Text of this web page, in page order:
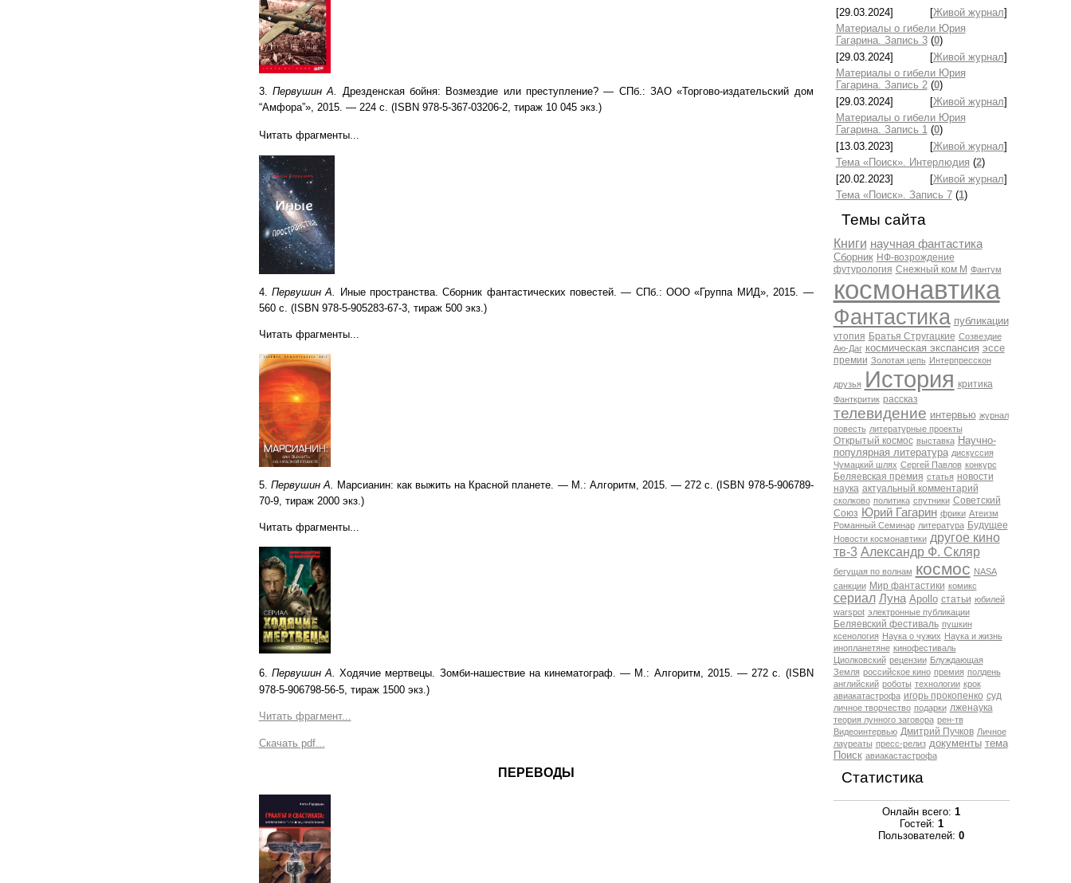
3. Первушин А.
Дрезденская бойня: Возмездие или преступление? — СПб.: ЗАО «Торгово-издательский дом
“Амфора”», 2015. — 224 с. (ISBN 978-5-367-03206-2, тираж 10 045 экз.)
Читать фрагменты...
4. Первушин А.
Иные пространства. Сборник фантастических повестей. — СПб.: ООО «Группа МИД», 2015. —
560 с. (ISBN 978-5-905283-67-3, тираж 500 экз.)
Читать фрагменты...
5. Первушин А.
Марсианин: как выжить на Красной планете. — М.: Алгоритм, 2015. — 272 с. (ISBN 978-5-906789-
70-9, тираж 2000 экз.)
Читать фрагменты...
6. Первушин А.
Ходячие мертвецы. Зомби-нашествие на кинематограф. — М.: Алгоритм, 2015. — 272 с. (ISBN
978-5-906798-56-5, тираж 1500 экз.)
Читать фрагмент...
Скачать pdf...
ПЕРЕВОДЫ
[29.03.2024] [Живой журнал]
Материалы о гибели Юрия
Гагарина. Запись 3 (0)
[29.03.2024]
[Живой журнал]
Материалы о гибели Юрия
Гагарина. Запись 2 (0)
[29.03.2024]
[Живой журнал]
Материалы о гибели Юрия
Гагарина. Запись 1 (0)
[13.03.2023]
[Живой журнал]
Тема «Поиск». Интерлюдия (2)
[20.02.2023]
[Живой журнал]
Тема «Поиск». Запись 7 (1)
Темы сайта
Книги научная фантастика
Сборник НФ-возрождение
футурология Снежный ком М Фантум
космонавтика
Фантастика публикации
утопия Братья Стругацкие Созвездие
Аю-Даг космическая экспансия эссе
премии Золотая цепь Интерпресскон
друзья История критика
Фанткритик рассказ
телевидение интервью журнал
повесть литературные проекты
Открытый космос выставка Научно-
популярная литература дискуссия
Чумацкий шлях Сергей Павлов конкурс
Беляевская премия статья новости
наука актуальный комментарий
сколково политика спутники Советский
Союз Юрий Гагарин фрики Атеизм
Романный Семинар литература Будущее
Новости космонавтики другое кино
тв-3 Александр Ф. Скляр
бегущая по волнам космос NASA
санкции Мир фантастики комикс
сериал Луна Apollo статьи юбилей
warspot электронные публикации
Беляевский фестиваль пушкин
ксенология Наука о чужих Наука и жизнь
инопланетяне кинофестиваль
Циолковский рецензии Блуждающая
Земля российское кино премия полдень
английский роботы технологии крок
авиакатастрофа игорь прокопенко суд
личное творчество подарки лженаука
теория лунного заговора рен-тв
Видеоинтервью Дмитрий Пучков Личное
лауреаты пресс-релиз документы тема
Поиск авиакастастрофа
Статистика
Онлайн всего: 1
Гостей: 1
Пользователей: 0